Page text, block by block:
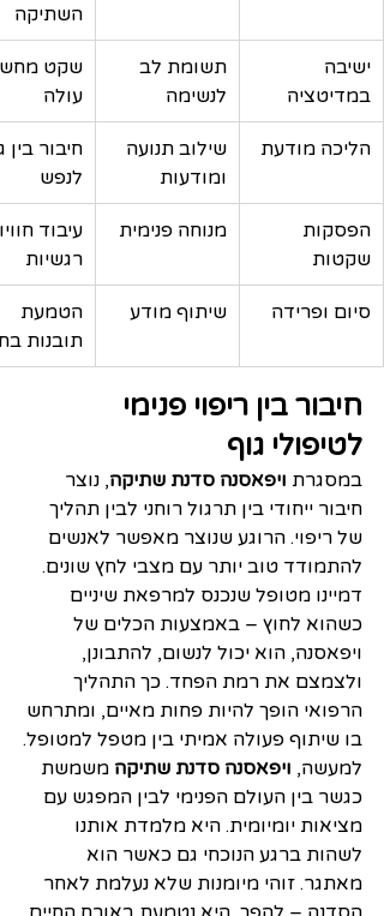
השתיקה
ישיבה
במדיטציה
תשומת לב
לנשימה
שקט
עולה
הליכה מודעת
שילוב תנועה
ומודעות
חיבור בין
לנפש
הפסקות
שקטות
מנוחה פנימית
עיבוד
רגשיות
סיום ופרידה שיתוף מודע
הטמעת
תובנות
חיבור בין ריפוי פנימי
לטיפולי גוף
במסגרת ויפאסנה סדנת שתיקה, נוצר
חיבור ייחודי בין תרגול רוחני לבין תהליך
של ריפוי. הרוגע שנוצר מאפשר לאנשים
להתמודד טוב יותר עם מצבי לחץ שונים.
דמיינו מטופל שנכנס למרפאת שיניים
כשהוא לחוץ – באמצעות הכלים של
ויפאסנה, הוא יכול לנשום, להתבונן,
ולצמצם את רמת הפחד. כך התהליך
הרפואי הופך להיות פחות מאיים, ומתרחש
בו שיתוף פעולה אמיתי בין מטפל למטופל.
למעשה, ויפאסנה סדנת שתיקה משמשת
כגשר בין העולם הפנימי לבין המפגש עם
מציאות יומיומית. היא מלמדת אותנו
לשהות ברגע הנוכחי גם כאשר הוא
מאתגר. זוהי מיומנות שלא נעלמת לאחר